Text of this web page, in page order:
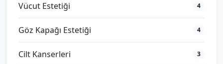
Vücut Estetiği 4
Göz Kapağı Estetiği 4
Cilt Kanserleri 3